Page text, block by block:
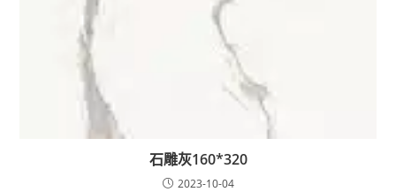
石雕灰160*320
2023-10-04